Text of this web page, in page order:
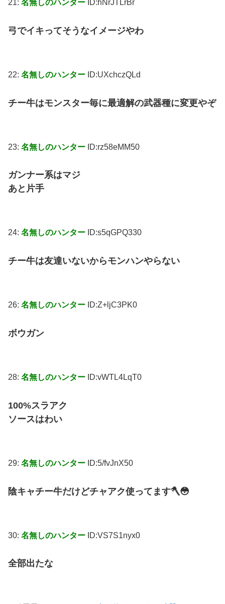
21: 名無しのハンター ID:hNrJTLrBr
弓でイキってそうなイメージやわ
22: 名無しのハンター ID:UXchczQLd
チー牛はモンスター毎に最適解の武器種に変更やぞ
23: 名無しのハンター ID:rz58eMM50
ガンナー系はマジ
あと片手
24: 名無しのハンター ID:s5qGPQ330
チー牛は友達いないからモンハンやらない
26: 名無しのハンター ID:Z+ljC3PK0
ボウガン
28: 名無しのハンター ID:vWTL4LqT0
100%スラアク
ソースはわい
29: 名無しのハンター ID:5/fvJnX50
陰キャチー牛だけどチャアク使ってます🪓😳
30: 名無しのハンター ID:VS7S1nyx0
全部出たな